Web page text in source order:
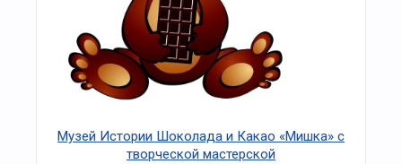
Музей Истории Шоколада и Какао «Мишка» с
творческой мастерской